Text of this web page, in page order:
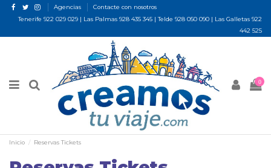
Agencias
Contacte con nosotros
Tenerife 922 029 029 | Las Palmas 928 435 345 | Telde 928 050 090 | Las Galletas 922
442 525
0
Inicio Reservas Tickets